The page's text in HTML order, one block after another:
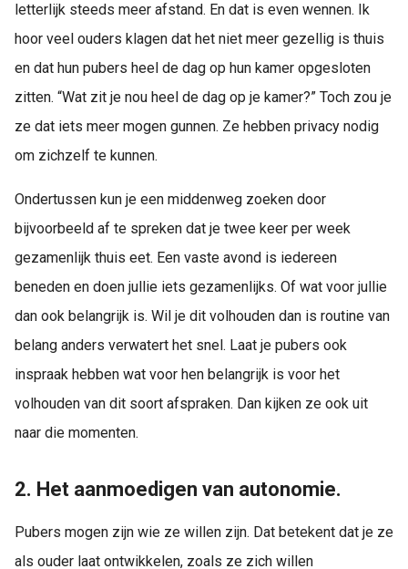
letterlijk steeds meer afstand. En dat is even wennen. Ik
hoor veel ouders klagen dat het niet meer gezellig is thuis
en dat hun pubers heel de dag op hun kamer opgesloten
zitten. “Wat zit je nou heel de dag op je kamer?” Toch zou je
ze dat iets meer mogen gunnen. Ze hebben privacy nodig
om zichzelf te kunnen.
Ondertussen kun je een middenweg zoeken door
bijvoorbeeld af te spreken dat je twee keer per week
gezamenlijk thuis eet. Een vaste avond is iedereen
beneden en doen jullie iets gezamenlijks. Of wat voor jullie
dan ook belangrijk is. Wil je dit volhouden dan is routine van
belang anders verwatert het snel. Laat je pubers ook
inspraak hebben wat voor hen belangrijk is voor het
volhouden van dit soort afspraken. Dan kijken ze ook uit
naar die momenten.
2. Het aanmoedigen van autonomie.
Pubers mogen zijn wie ze willen zijn. Dat betekent dat je ze
als ouder laat ontwikkelen, zoals ze zich willen
op
gebruikt
te
Hierdoor
van